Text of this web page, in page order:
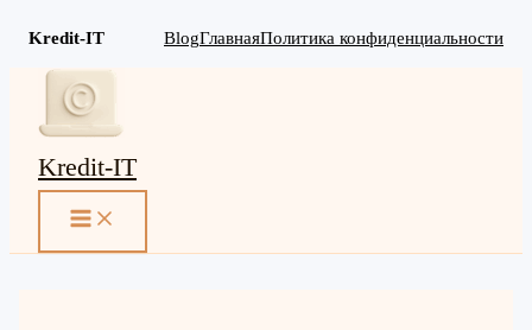
Kredit-IT BlogГлавнаяПолитика конфиденциальности
Перейти
содержимому
Kredit-IT
MAIN